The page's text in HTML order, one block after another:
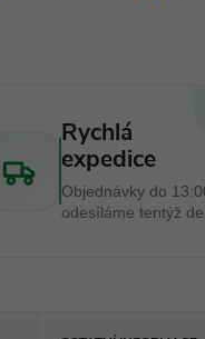
Rychlá
expedice
Objednávky do
odesíláme tentýž